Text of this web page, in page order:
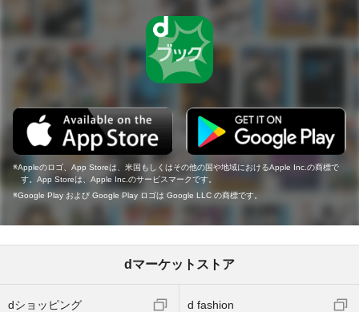
Appleのロゴ、App Storeは、米国もしくはその他の国や地域におけるApple Inc.の商標で
す。App Storeは、Apple Inc.のサービスマークです。
Google Play および Google Play ロゴは Google LLC の商標です。
dマーケットストア
dショッピング d fashion